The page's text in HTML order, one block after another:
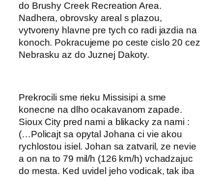
do Brushy Creek Recreation Area.
Nadhera, obrovsky areal s plazou,
vytvoreny hlavne pre tych co radi jazdia na
konoch. Pokracujeme po ceste cislo 20 cez
Nebrasku az do Juznej Dakoty.
Prekrocili sme rieku Missisipi a sme
konecne na dlho ocakavanom zapade.
Sioux City pred nami a blikacky za nami :
(…Policajt sa opytal Johana ci vie akou
rychlostou isiel. Johan sa zatvaril, ze nevie
a on na to 79 mil/h (126 km/h) vchadzajuc
do mesta. Ked uvidel jeho vodicak, tak iba